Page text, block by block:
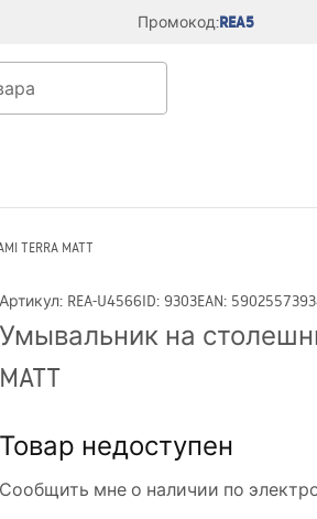
Промокод:REA5
TERRA MATT
Артикул: REA-U4566ID: 9303EAN:
Умывальник на
MATT
Товар недоступен
Сообщить мне о наличии по